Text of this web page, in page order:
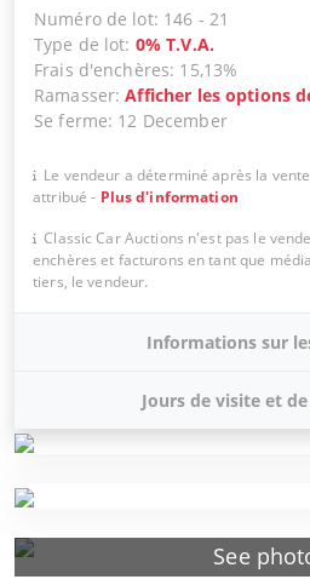
See
Numéro de lot: 146 - 21
Type de lot: 0% T.V.A.
Frais d'enchères: 15,13%
Ramasser:Afficher les options
Se ferme: 12 December
Le vendeur a déterminé après la
attribué - Plus d'information
Classic Car Auctions n'est pas le
enchères et facturons en tant que
tiers, le vendeur.
Informations sur
Jours de visite et